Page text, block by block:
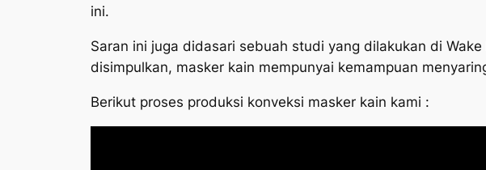
ini.
Saran ini juga didasari sebuah studi yang dilakukan di
disimpulkan, masker kain mempunyai kemampuan
Berikut proses produksi konveksi masker kain kami :